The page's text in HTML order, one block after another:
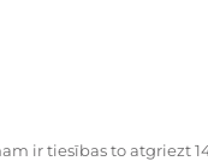
ir tiesības to atgriezt